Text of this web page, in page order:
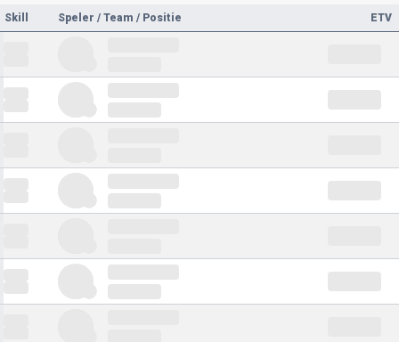
Skill
Speler / Team / Positie ETV